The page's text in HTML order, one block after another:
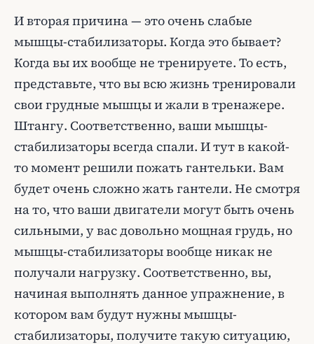
И вторая причина — это очень слабые
мышцы-стабилизаторы. Когда это бывает?
Когда вы их вообще не тренируете. То есть,
представьте, что вы всю жизнь тренировали
свои грудные мышцы и жали в тренажере.
Штангу. Соответственно, ваши мышцы-
стабилизаторы всегда спали. И тут в какой-
то момент решили пожать гантельки. Вам
будет очень сложно жать гантели. Не смотря
на то, что ваши двигатели могут быть очень
сильными, у вас довольно мощная грудь, но
мышцы-стабилизаторы вообще никак не
получали нагрузку. Соответственно, вы,
начиная выполнять данное упражнение, в
котором вам будут нужны мышцы-
стабилизаторы, получите такую ситуацию,